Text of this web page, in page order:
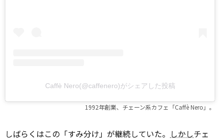
Caffè Nero(@caffenero)がシェアした投稿
1992年創業、チェーン系カフェ「Caffè Nero」。
しばらくはこの「すみ分け」が継続していた。 しかしチェ